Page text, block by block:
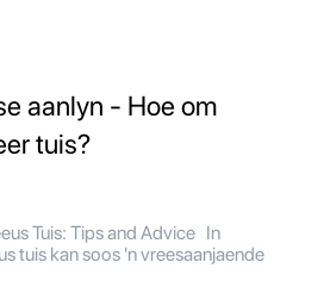
aanlyn - Hoe om
tuis?
Tuis: Tips and Advice In
tuis kan soos 'n vreesaanjaende